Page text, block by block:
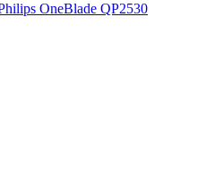
OneBlade QP2530